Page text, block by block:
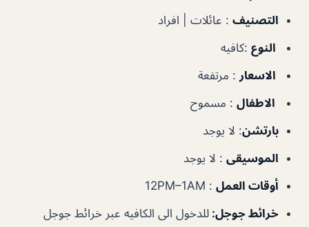
التصنيف : عائلات | افراد
النوع :كافيه
الاسعار : مرتفعة
الاطفال : مسموح
بارتشن: لا يوجد
الموسيقى : لا يوجد
أوقات العمل : 12PM–1AM
خرائط جوجل: للدخول الى الكافيه عبر خرائط جوجل